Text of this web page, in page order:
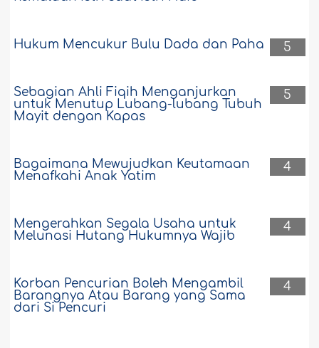
5
Hukum Mencukur Bulu Dada dan Paha
5
Sebagian Ahli Fiqih Menganjurkan
untuk Menutup Lubang-lubang Tubuh
Mayit dengan Kapas
4
Bagaimana Mewujudkan Keutamaan
Menafkahi Anak Yatim
4
Mengerahkan Segala Usaha untuk
Melunasi Hutang Hukumnya Wajib
4
Korban Pencurian Boleh Mengambil
Barangnya Atau Barang yang Sama
dari Si Pencuri